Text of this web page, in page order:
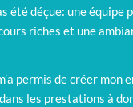
été déçue: une équipe
riches et une
permis de créer mon
les prestations à